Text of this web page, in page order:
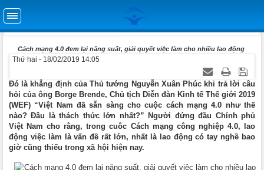
Cách mạng 4.0 đem lại năng suất, giải quyết việc làm cho nhiều lao động
Thứ hai - 18/02/2019 14:05
Đó là khẳng định của Thủ tướng Nguyễn Xuân Phúc khi trả lời câu
hỏi của ông Borge Brende, Chủ tịch Diễn đàn Kinh tế Thế giới 2019
(WEF) “Việt Nam đã sẵn sàng cho cuộc cách mạng 4.0 như thế
nào? Đâu là thách thức lớn nhất?” Người đứng đầu Chính phủ
Việt Nam cho rằng, trong cuôc Cách mạng công nghiệp 4.0, lao
động việc làm là vấn đề rất lớn, nhất là lao động có tay nghề bao
giờ cũng thiếu trong xã hội hiện nay.